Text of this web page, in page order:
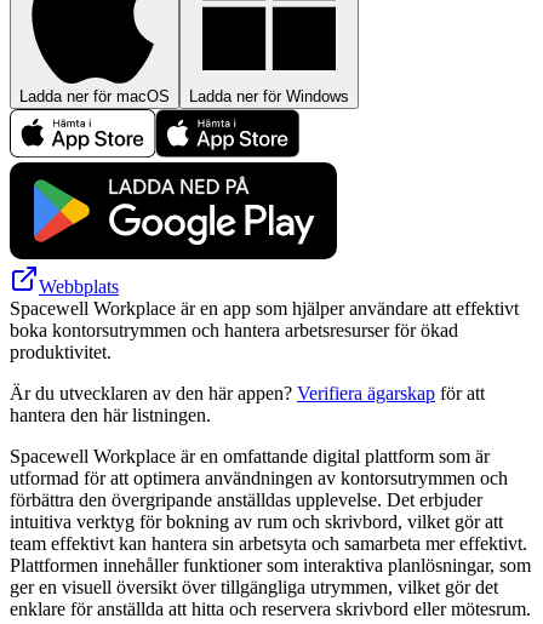
Ladda ner för macOS Ladda ner för Windows
Webbplats
Spacewell Workplace är en app som hjälper användare att effektivt
boka kontorsutrymmen och hantera arbetsresurser för ökad
produktivitet.
Är du utvecklaren av den här appen? Verifiera ägarskap för att
hantera den här listningen.
Spacewell Workplace är en omfattande digital plattform som är
utformad för att optimera användningen av kontorsutrymmen och
förbättra den övergripande anställdas upplevelse. Det erbjuder
intuitiva verktyg för bokning av rum och skrivbord, vilket gör att
team effektivt kan hantera sin arbetsyta och samarbeta mer effektivt.
Plattformen innehåller funktioner som interaktiva planlösningar, som
ger en visuell översikt över tillgängliga utrymmen, vilket gör det
enklare för anställda att hitta och reservera skrivbord eller mötesrum.